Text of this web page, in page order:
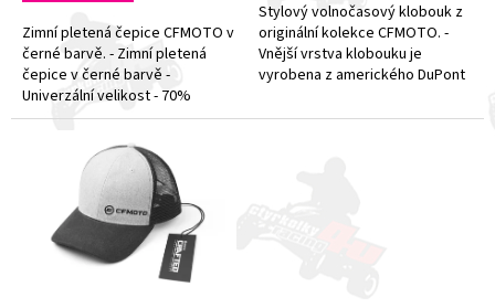
Zimní pletená čepice CFMOTO v
černé barvě. - Zimní pletená
čepice v černé barvě -
Univerzální velikost - 70%
polyester, 30% bavlna
Stylový volnočasový klobouk z
originální kolekce CFMOTO. -
Vnější vrstva klobouku je
vyrobena z amerického DuPont
stříkající vodě zvenku a potu...